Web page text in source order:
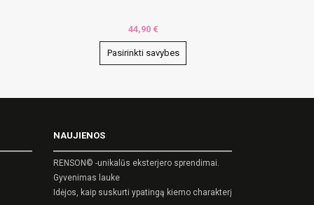
44,90 €
Pasirinkti savybes
variants.
The
options
may
NAUJIENOS
RENSON© -unikalūs eksterjero sprendimai.
Gyvenimas lauke
Idėjos, kaip suskurti ypatingą kiemo charakterį